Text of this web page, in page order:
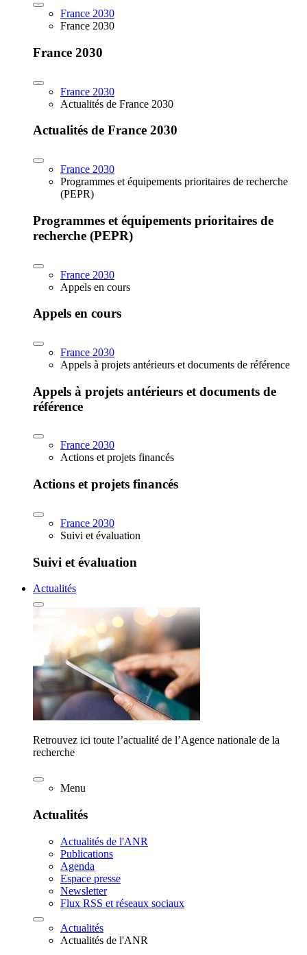
France 2030
France 2030
France 2030
France 2030
Actualités de France 2030
Actualités de France 2030
France 2030
Programmes et équipements prioritaires de recherche
(PEPR)
Programmes et équipements prioritaires de
recherche (PEPR)
France 2030
Appels en cours
Appels en cours
France 2030
Appels à projets antérieurs et documents de référence
Appels à projets antérieurs et documents de
référence
France 2030
Actions et projets financés
Actions et projets financés
France 2030
Suivi et évaluation
Suivi et évaluation
Actualités
Retrouvez ici toute l’actualité de l’Agence nationale de la
recherche
Menu
Actualités
Actualités de l'ANR
Publications
Agenda
Espace presse
Newsletter
Flux RSS et réseaux sociaux
Actualités
Actualités de l'ANR